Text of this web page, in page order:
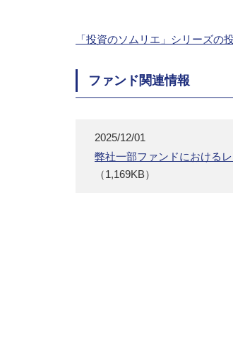
「投資のソムリエ」シリーズの
ファンド関連情報
2025/12/01
弊社一部ファンドにおける
（1,169KB）